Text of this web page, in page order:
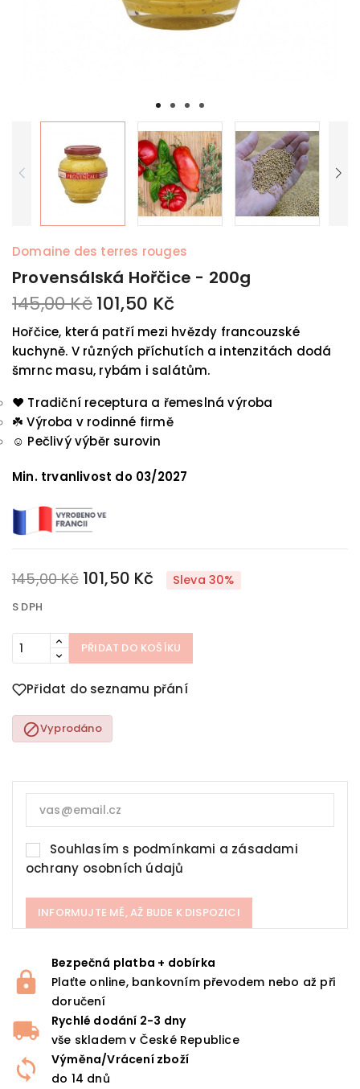
Domaine des terres rouges
Provensálská Hořčice - 200g
145,00 Kč101,50 Kč
Hořčice, která patří mezi hvězdy francouzské
kuchyně. V různých příchutích a intenzitách dodá
šmrnc masu, rybám i salátům.
❤️ Tradiční receptura a řemeslná výroba
☘️ Výroba v rodinné firmě
☺️ Pečlivý výběr surovin
Min. trvanlivost do 03/2027
145,00 Kč 101,50 Kč Sleva 30%
S DPH
PŘIDAT DO KOŠÍKU
Přidat do seznamu přání
Vyprodáno
Souhlasím s podmínkami a zásadami
ochrany osobních údajů
INFORMUJTE MĚ, AŽ BUDE K DISPOZICI
Bezpečná platba + dobírka
Plaťte online, bankovním převodem nebo až při
doručení
Rychlé dodání 2-3 dny
vše skladem v České Republice
Výměna/Vrácení zboží
do 14 dnů